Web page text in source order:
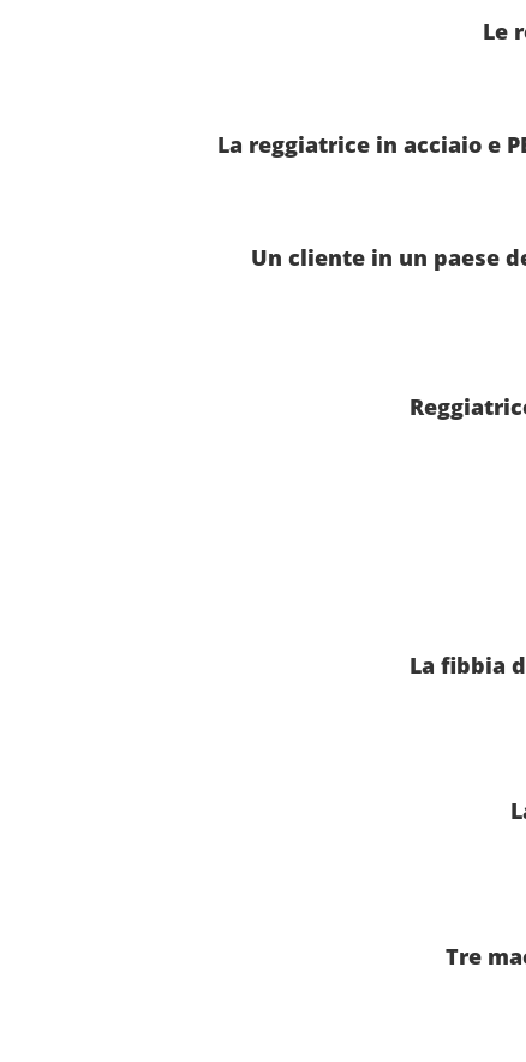
Le
La reggiatrice in acciaio e
Un cliente in un paese
La fibbia
Tre